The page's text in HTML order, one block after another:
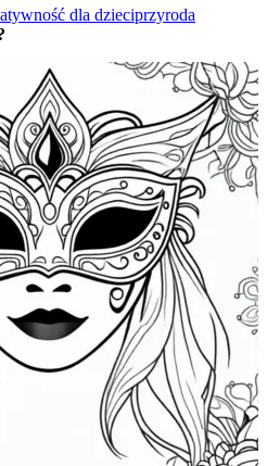
dla dzieciprzyroda